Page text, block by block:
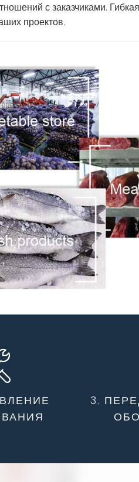
с заказчиками.
проектов.
3.